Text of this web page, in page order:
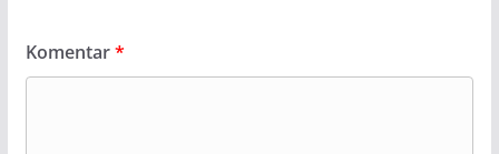
Komentar*